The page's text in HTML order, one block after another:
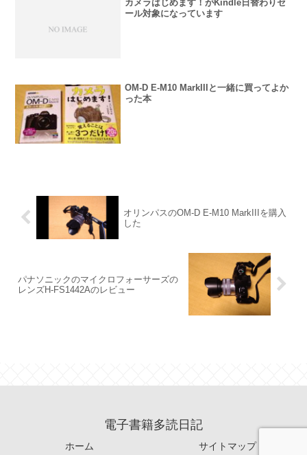
カメラはじめます！がKindle日替わりセ
ール対象になっています
OM-D E-M10 MarkIIIと一緒に買ってよか
った本
オリンパスのOM-D E-M10 MarkIIIを購入
した
パナソニックのマイクロフォーサーズの
レンズH-FS1442Aのレビュー
電子書籍多読日記
ホーム サイトマップ